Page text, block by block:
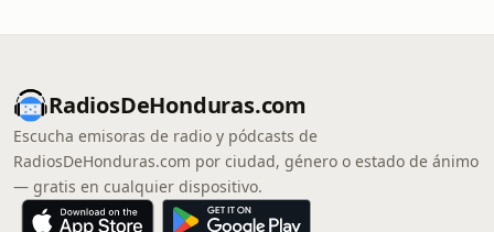
RadiosDeHonduras.com
Escucha emisoras de radio y pódcasts de
RadiosDeHonduras.com por ciudad, género o estado de ánimo
— gratis en cualquier dispositivo.